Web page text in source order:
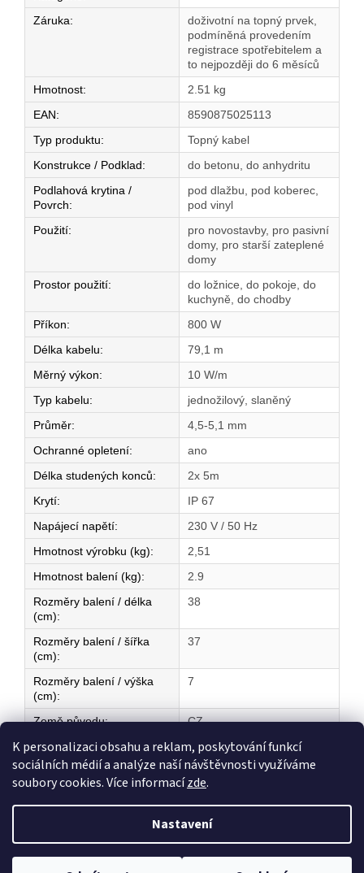
K personalizaci obsahu a reklam, poskytování funkcí
sociálních médií a analýze naší návštěvnosti využíváme
soubory cookies. Více informacízde.
Nastavení
Záruka:
doživotní na topný prvek,
podmíněná provedením
registrace spotřebitelem a
to nejpozději do 6 měsíců
Hmotnost:
2.51 kg
EAN:
8590875025113
Typ produktu:
Topný kabel
Konstrukce / Podklad:
do betonu, do anhydritu
Podlahová krytina /
Povrch:
pod dlažbu, pod koberec,
pod vinyl
Použití:
pro novostavby, pro pasivní
domy, pro starší zateplené
domy
Prostor použití:
do ložnice, do pokoje, do
kuchyně, do chodby
Příkon:
800 W
Délka kabelu:
79,1 m
Měrný výkon:
10 W/m
Typ kabelu:
jednožilový, slaněný
Průměr:
4,5-5,1 mm
Ochranné opletení:
ano
Délka studených konců:
2x 5m
Krytí:
IP 67
Napájecí napětí:
230 V / 50 Hz
Hmotnost výrobku (kg):
2,51
Hmotnost balení (kg):
2.9
Rozměry balení / délka
(cm):
38
Rozměry balení / šířka
(cm):
37
Rozměry balení / výška
(cm):
7
Země původu: CZ
Copyright 2026ELEKTRICKÉ TOPENÍ. Všechna práva vyhrazena.